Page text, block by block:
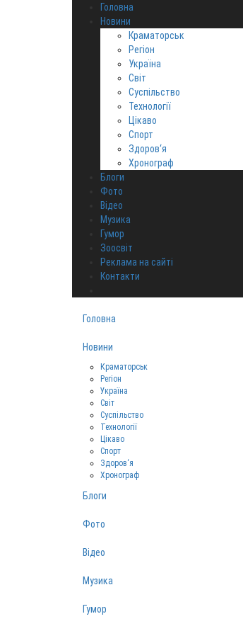
Головна
Новини
Краматорськ
Регіон
Україна
Світ
Суспільство
Технології
Цікаво
Спорт
Здоров‘я
Хронограф
Блоги
Фото
Відео
Музика
Гумор
Зоосвіт
Реклама на сайті
Контакти
Головна
Новини
Краматорськ
Регіон
Україна
Світ
Суспільство
Технології
Цікаво
Спорт
Здоров‘я
Хронограф
Блоги
Фото
Відео
Музика
Гумор